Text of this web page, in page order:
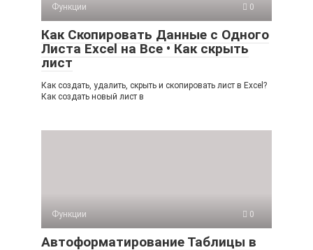
Функции 0
Как Скопировать Данные с Одного
Листа Excel на Все • Как скрыть
лист
Как создать, удалить, скрыть и скопировать лист в Excel?
Как создать новый лист в
Функции 0
Автоформатирование Таблицы в